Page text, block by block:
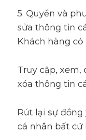
5. Quyền và
sửa thông tin
Khách hàng có
Truy cập, xem,
xóa thông tin
Rút lại sự
cá nhân bất cứ